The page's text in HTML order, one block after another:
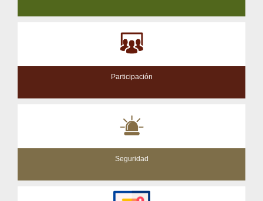
Participación
Seguridad